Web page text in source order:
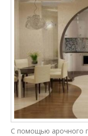
С помощью арочного